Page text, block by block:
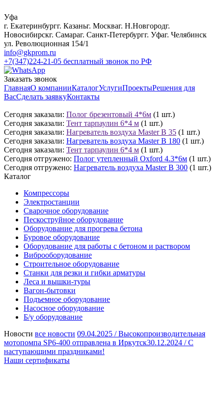
Уфа
г. Екатеринбургг. Казаньг. Москваг. Н.Новгородг.
Новосибирскг. Самараг. Санкт-Петербургг. Уфаг. Челябинск
ул. Революционная 154/1
info@gkprom.ru
+7(347)224-21-05 бесплатный звонок по РФ
Заказать звонок
ГлавнаяО компанииКаталогУслугиПроектыРешения для
ВасСделать заявкуКонтакты
Сегодня заказали: Полог брезентовый 4*6м (1 шт.)
Сегодня заказали: Тент тарпаулин 6*4 м (1 шт.)
Сегодня заказали: Нагреватель воздуха Master B 35 (1 шт.)
Сегодня заказали: Нагреватель воздуха Master B 180 (1 шт.)
Сегодня заказали: Тент тарпаулин 6*4 м (1 шт.)
Сегодня отгружено: Полог утепленный Oxford 4.3*6м (1 шт.)
Сегодня отгружено: Нагреватель воздуха Master B 300 (1 шт.)
Каталог
Компрессоры
Электростанции
Сварочное оборудование
Пескоструйное оборудование
Оборудование для прогрева бетона
Буровое оборудование
Оборудование для работы с бетоном и раствором
Виброоборудование
Строительное оборудование
Станки для резки и гибки арматуры
Леса и вышки-туры
Вагон-бытовки
Подъемное оборудование
Насосное оборудование
Б/у оборудование
Новости все новости 09.04.2025 /Высокопроизводительная
мотопомпа SP6-400 отправлена в Иркутск30.12.2024 /С
наступающими праздниками!
Наши сертификаты